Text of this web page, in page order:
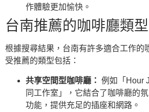
作體驗更加愉快。
台南推薦的咖啡廳類
根據搜尋結果，台南有許多適合工作的
受推薦的類型包括：
共享空間型咖啡廳： 例如「Hour
同工作室」，它結合了咖啡廳的
功能，提供充足的插座和網路。